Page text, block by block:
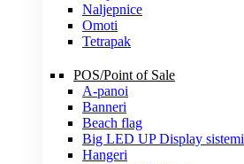
Naljepnice
Omoti
Tetrapak
POS/Point of Sale
A-panoi
Banneri
Beach flag
Big LED UP Display sistemi
Hangeri